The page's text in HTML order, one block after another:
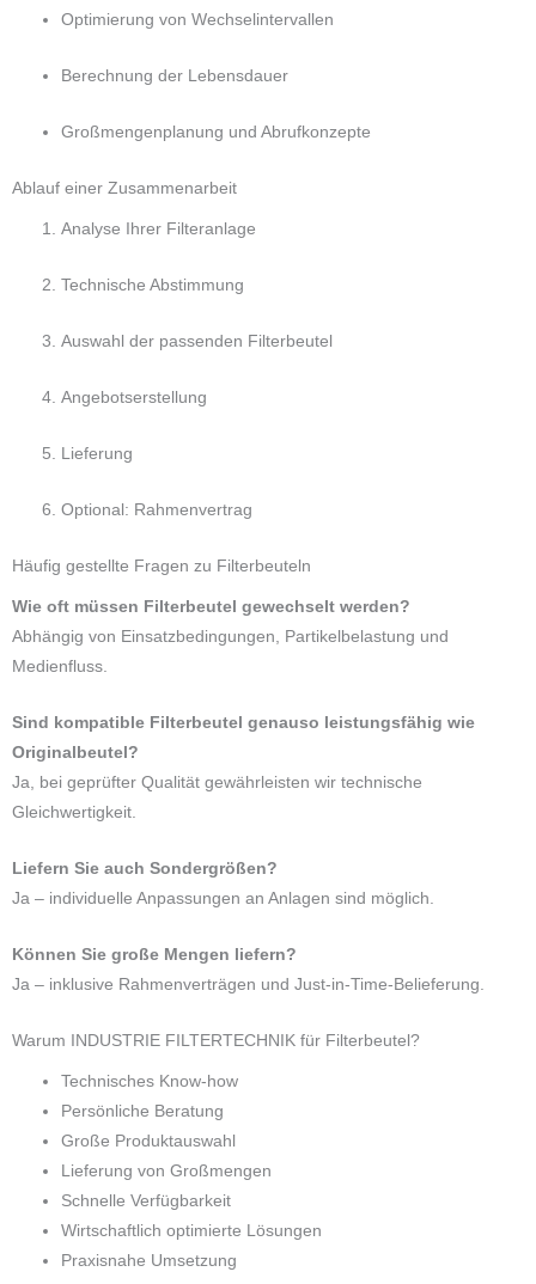
Optimierung von Wechselintervallen
Berechnung der Lebensdauer
Großmengenplanung und Abrufkonzepte
Ablauf einer Zusammenarbeit
Analyse Ihrer Filteranlage
Technische Abstimmung
Auswahl der passenden Filterbeutel
Angebotserstellung
Lieferung
Optional: Rahmenvertrag
Häufig gestellte Fragen zu Filterbeuteln
Wie oft müssen Filterbeutel gewechselt werden?
Abhängig von Einsatzbedingungen, Partikelbelastung und
Medienfluss.
Sind kompatible Filterbeutel genauso leistungsfähig wie
Originalbeutel?
Ja, bei geprüfter Qualität gewährleisten wir technische
Gleichwertigkeit.
Liefern Sie auch Sondergrößen?
Ja – individuelle Anpassungen an Anlagen sind möglich.
Können Sie große Mengen liefern?
Ja – inklusive Rahmenverträgen und Just-in-Time-Belieferung.
Warum INDUSTRIE FILTERTECHNIK für Filterbeutel?
Technisches Know-how
Persönliche Beratung
Große Produktauswahl
Lieferung von Großmengen
Schnelle Verfügbarkeit
Wirtschaftlich optimierte Lösungen
Praxisnahe Umsetzung